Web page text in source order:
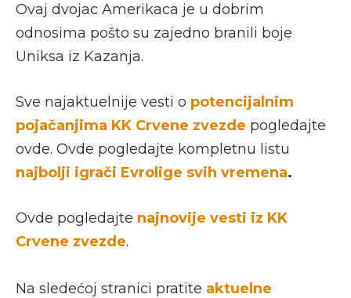
Ovaj dvojac Amerikaca je u dobrim
odnosima pošto su zajedno branili boje
Uniksa iz Kazanja.
Sve najaktuelnije vesti o potencijalnim
pojačanjima KK Crvene zvezde pogledajte
ovde. Ovde pogledajte kompletnu listu
najbolji igrači Evrolige svih vremena.
Ovde pogledajte najnovije vesti iz KK
Crvene zvezde.
Na sledećoj stranici pratite aktuelne